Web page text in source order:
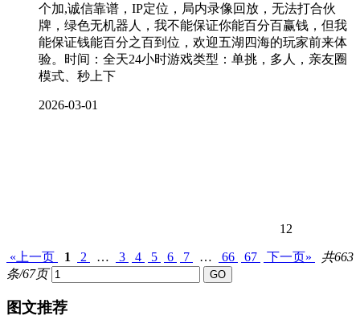
个加,诚信靠谱，IP定位，局内录像回放，无法打合伙
牌，绿色无机器人，我不能保证你能百分百赢钱，但我
能保证钱能百分之百到位，欢迎五湖四海的玩家前来体
验。时间：全天24小时游戏类型：单挑，多人，亲友圈
模式、秒上下
2026-03-01
12
«上一页 1 2 … 3 4 5 6 7 … 66 67 下一页»
共663
条/67页
图文推荐